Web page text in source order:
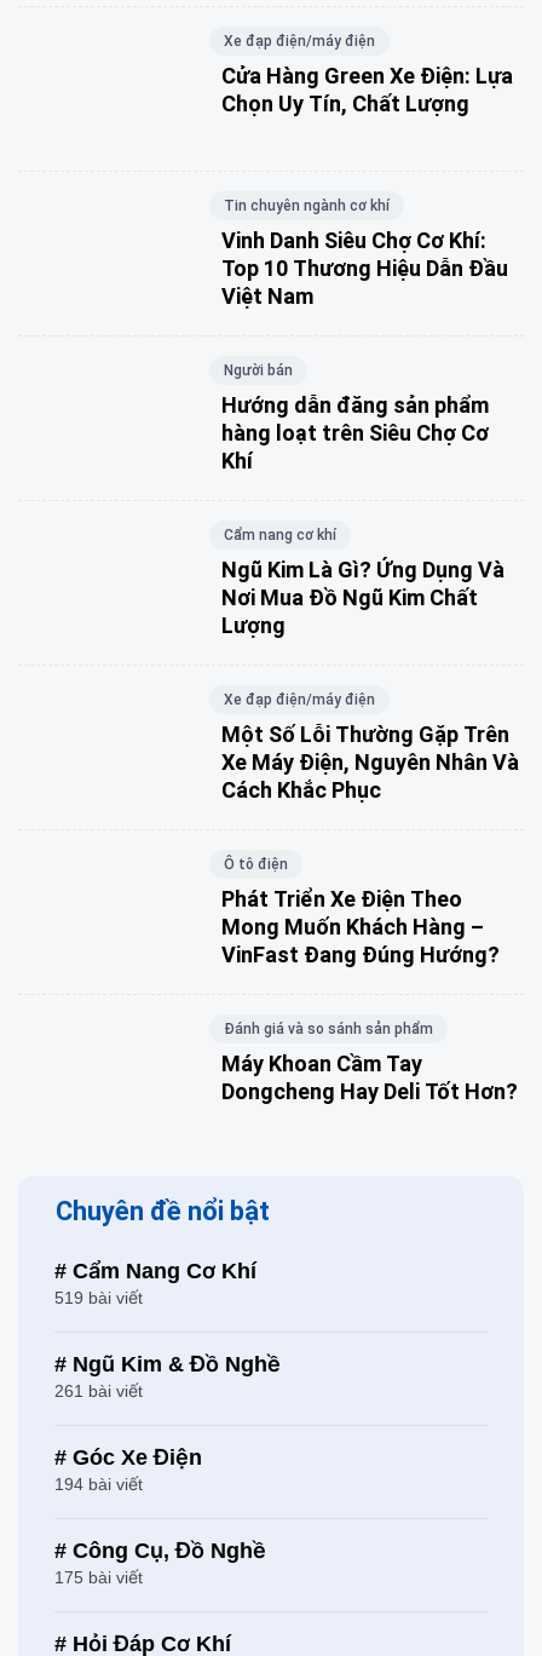
Xe đạp điện/máy điện
Cửa Hàng Green Xe Điện: Lựa
Chọn Uy Tín, Chất Lượng
Tin chuyên ngành cơ khí
Vinh Danh Siêu Chợ Cơ Khí:
Top 10 Thương Hiệu Dẫn Đầu
Việt Nam
Người bán
Hướng dẫn đăng sản phẩm
hàng loạt trên Siêu Chợ Cơ
Khí
Cẩm nang cơ khí
Ngũ Kim Là Gì? Ứng Dụng Và
Nơi Mua Đồ Ngũ Kim Chất
Lượng
Xe đạp điện/máy điện
Một Số Lỗi Thường Gặp Trên
Xe Máy Điện, Nguyên Nhân Và
Cách Khắc Phục
Ô tô điện
Phát Triển Xe Điện Theo
Mong Muốn Khách Hàng –
VinFast Đang Đúng Hướng?
Đánh giá và so sánh sản phẩm
Máy Khoan Cầm Tay
Dongcheng Hay Deli Tốt Hơn?
Chuyên đề nổi bật
# Cẩm Nang Cơ Khí
519 bài viết
# Ngũ Kim & Đồ Nghề
261 bài viết
# Góc Xe Điện
194 bài viết
# Công Cụ, Đồ Nghề
175 bài viết
# Hỏi Đáp Cơ Khí